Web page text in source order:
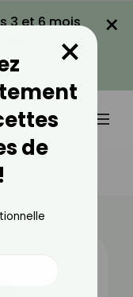
3 et 6 mois
×
de
×